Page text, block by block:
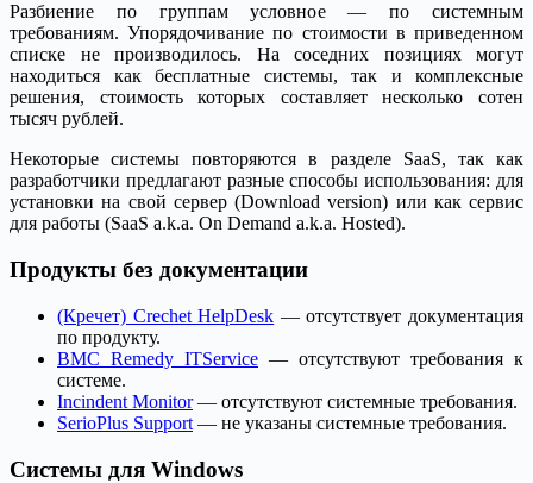
Разбиение по группам условное — по системным
требованиям. Упорядочивание по стоимости в приведенном
списке не производилось. На соседних позициях могут
находиться как бесплатные системы, так и комплексные
решения, стоимость которых составляет несколько сотен
тысяч рублей.
Некоторые системы повторяются в разделе SaaS, так как
разработчики предлагают разные способы использования: для
установки на свой сервер (Download version) или как сервис
для работы (SaaS a.k.a. On Demand a.k.a. Hosted).
Продукты без документации
(Кречет) Crechet HelpDesk — отсутствует документация
по продукту.
BMC Remedy ITService — отсутствуют требования к
системе.
Incindent Monitor— отсутствуют системные требования.
SerioPlus Support — не указаны системные требования.
Системы для Windows